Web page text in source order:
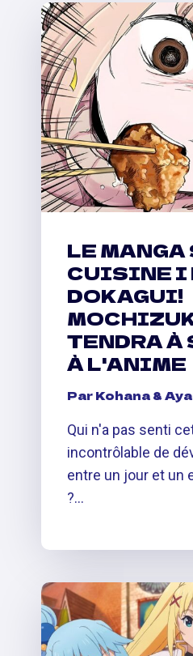
LE MANGA
CUISINE I
DOKAGUI!
TENDRA À
À L'ANIME
ParKohana &
Qui n'a pas senti
incontrôlable de
entre un jour et un
?…